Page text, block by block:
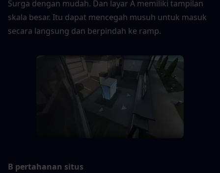
Surga dengan mudah. Dan layar A memiliki tampilan
skala besar. Itu dapat mencegah musuh untuk masuk
secara langsung dan berpindah ke ramp.
B pertahanan situs